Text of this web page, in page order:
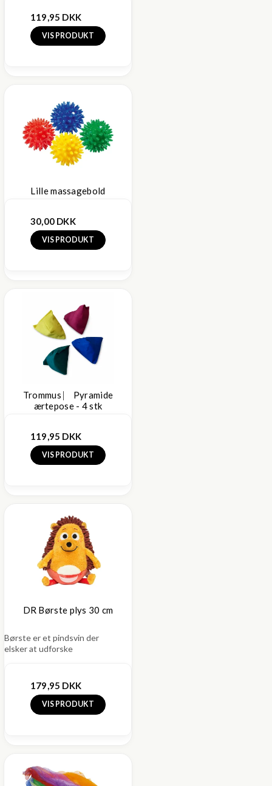
119,95 DKK
VIS PRODUKT
Lille massagebold
30,00 DKK
VIS PRODUKT
Trommus ⎸ Pyramide
ærtepose - 4 stk
119,95 DKK
VIS PRODUKT
DR Børste plys 30 cm
Børste er et pindsvin der
elsker at udforske
179,95 DKK
VIS PRODUKT